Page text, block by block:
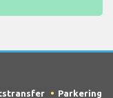
Parkering